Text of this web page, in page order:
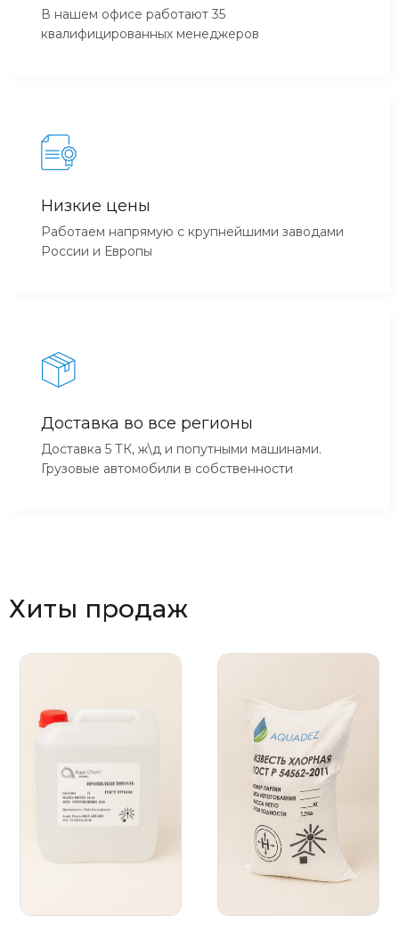
В нашем офисе работают 35
квалифицированных менеджеров
Низкие цены
Работаем напрямую с крупнейшими заводами
России и Европы
Доставка во все регионы
Доставка 5 ТК, ж\д и попутными машинами.
Грузовые автомобили в собственности
Хиты продаж